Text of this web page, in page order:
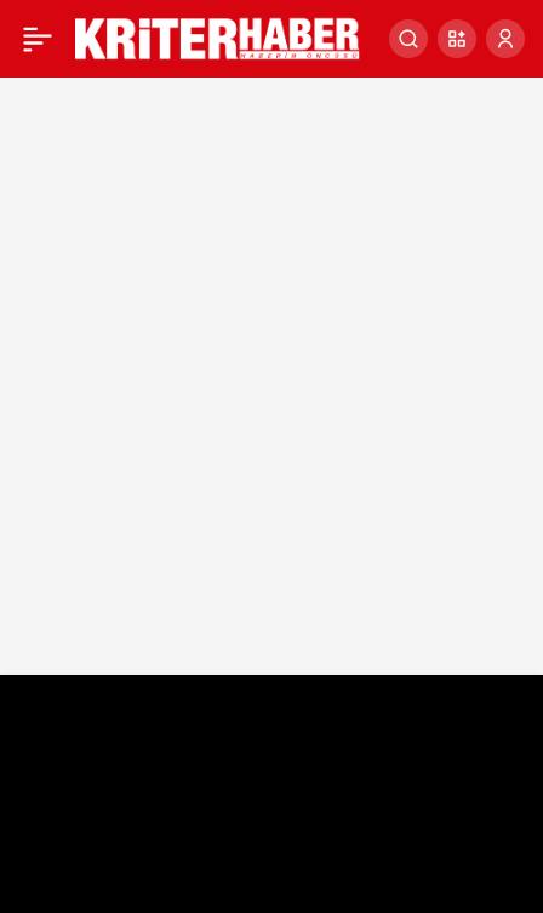
KRİTER HABER’DE BUGÜN 0